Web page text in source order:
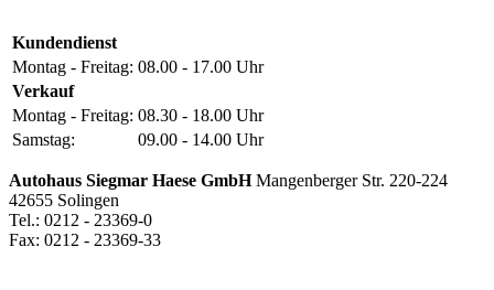
Kundendienst
Montag - Freitag: 08.00 - 17.00 Uhr
Verkauf
Montag - Freitag: 08.30 - 18.00 Uhr
Samstag:
09.00 - 14.00 Uhr
Autohaus Siegmar Haese GmbHMangenberger Str. 220-224
42655 Solingen
Tel.: 0212 - 23369-0
Fax: 0212 - 23369-33